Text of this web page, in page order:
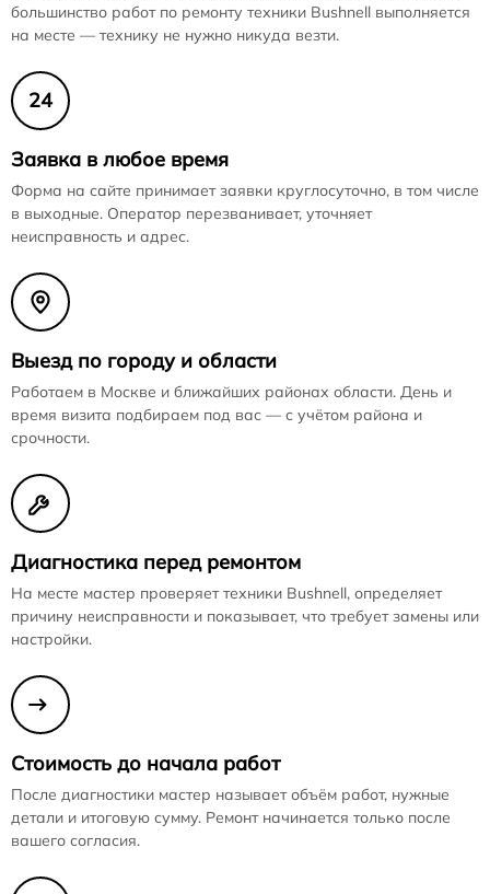
большинство работ по ремонту техники Bushnell выполняется
на месте — технику не нужно никуда везти.
24
Заявка в любое время
Форма на сайте принимает заявки круглосуточно, в том числе
в выходные. Оператор перезванивает, уточняет
неисправность и адрес.
Выезд по городу и области
Работаем в Москве и ближайших районах области. День и
время визита подбираем под вас — с учётом района и
срочности.
Диагностика перед ремонтом
На месте мастер проверяет техники Bushnell, определяет
причину неисправности и показывает, что требует замены или
настройки.
Стоимость до начала работ
После диагностики мастер называет объём работ, нужные
детали и итоговую сумму. Ремонт начинается только после
вашего согласия.